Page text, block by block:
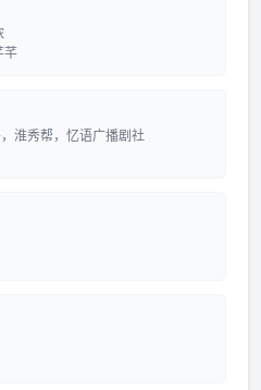
芊
淮秀帮，忆语广播剧社